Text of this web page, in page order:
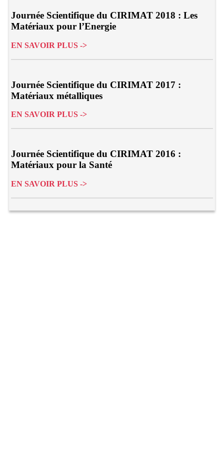
Journée Scientifique du CIRIMAT 2018 : Les
Matériaux pour l’Energie
EN SAVOIR PLUS ->
Journée Scientifique du CIRIMAT 2017 :
Matériaux métalliques
EN SAVOIR PLUS ->
Journée Scientifique du CIRIMAT 2016 :
Matériaux pour la Santé
EN SAVOIR PLUS ->